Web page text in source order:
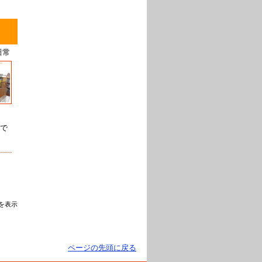
常
表示
ページの先頭に戻る